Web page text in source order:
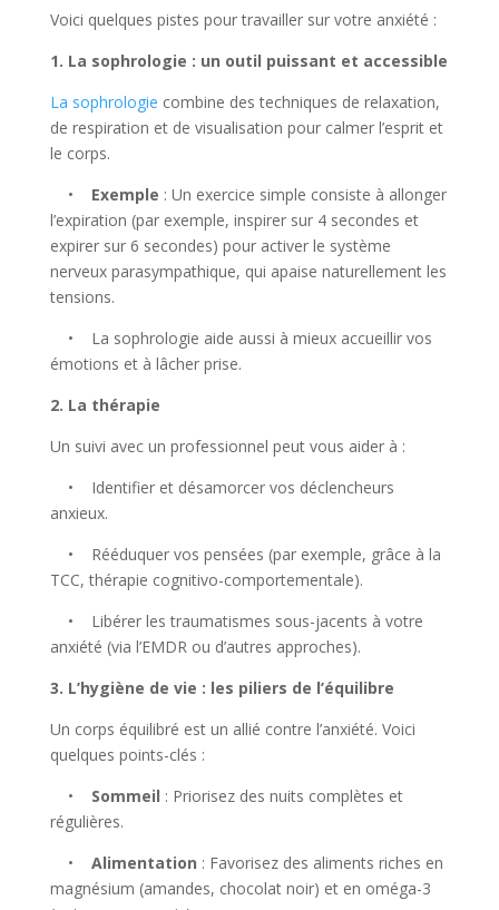
Voici quelques pistes pour travailler sur votre anxiété :
1. La sophrologie : un outil puissant et accessible
La sophrologie combine des techniques de relaxation,
de respiration et de visualisation pour calmer l’esprit et
le corps.
• Exemple : Un exercice simple consiste à allonger
l’expiration (par exemple, inspirer sur 4 secondes et
expirer sur 6 secondes) pour activer le système
nerveux parasympathique, qui apaise naturellement les
tensions.
• La sophrologie aide aussi à mieux accueillir vos
émotions et à lâcher prise.
2. La thérapie
Un suivi avec un professionnel peut vous aider à :
• Identifier et désamorcer vos déclencheurs
anxieux.
• Rééduquer vos pensées (par exemple, grâce à la
TCC, thérapie cognitivo-comportementale).
• Libérer les traumatismes sous-jacents à votre
anxiété (via l’EMDR ou d’autres approches).
3. L’hygiène de vie : les piliers de l’équilibre
Un corps équilibré est un allié contre l’anxiété. Voici
quelques points-clés :
• Sommeil : Priorisez des nuits complètes et
régulières.
• Alimentation : Favorisez des aliments riches en
magnésium (amandes, chocolat noir) et en oméga-3